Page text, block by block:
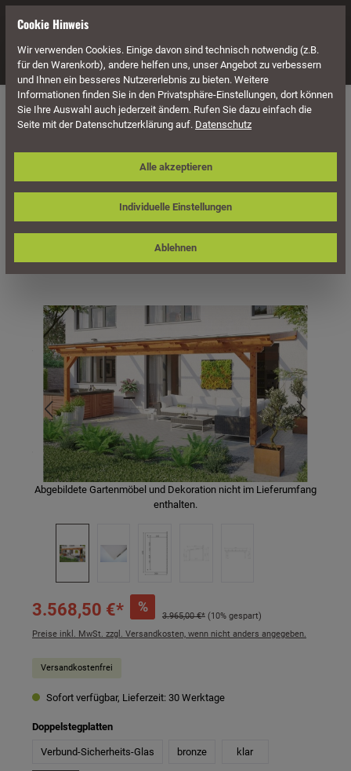
Navigation
Überdachung Terrassenüberdachungen
Skan Holz Terrassenüberdachung
Ancona 648 x 350 cm, Leimholz
Bildergalerie überspringen
Abgebildete Gartenmöbel und Dekoration nicht im Lieferumfang
enthalten.
3.568,50 €* %
3.965,00 €* (10% gespart)
Preise inkl. MwSt. zzgl. Versandkosten, wenn nicht anders angegeben.
Versandkostenfrei
Sofort verfügbar, Lieferzeit: 30 Werktage
Doppelstegplattenauswählen
Verbund-Sicherheits-Glas bronze klar
Cookie Hinweis
Wir verwenden Cookies. Einige davon sind technisch notwendig (z.B.
für den Warenkorb), andere helfen uns, unser Angebot zu verbessern
und Ihnen ein besseres Nutzererlebnis zu bieten. Weitere
Informationen finden Sie in den Privatsphäre-Einstellungen, dort können
Sie Ihre Auswahl auch jederzeit ändern. Rufen Sie dazu einfach die
Seite mit der Datenschutzerklärung auf. Datenschutz
Individuelle Einstellungen
Ablehnen
Alle akzeptieren